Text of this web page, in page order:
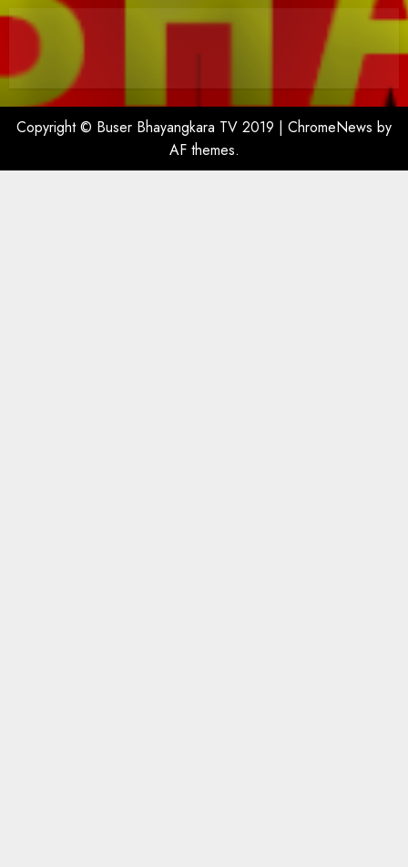
Copyright © Buser Bhayangkara TV 2019 | ChromeNews by
AF themes.